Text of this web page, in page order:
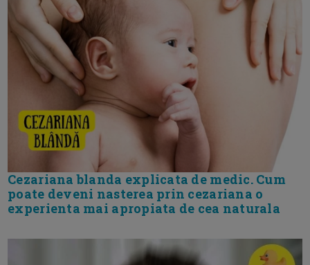
Cezariana blanda explicata de medic. Cum
poate deveni nasterea prin cezariana o
experienta mai apropiata de cea naturala